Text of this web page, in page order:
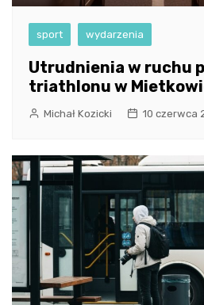
sport wydarzenia
Utrudnienia w ruchu
triathlonu w
Michał Kozicki 10 czerwca